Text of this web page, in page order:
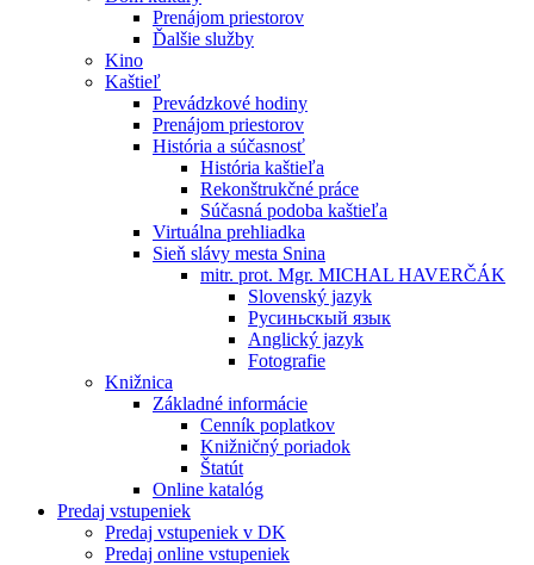
Prenájom priestorov
Ďalšie služby
Kino
Kaštieľ
Prevádzkové hodiny
Prenájom priestorov
História a súčasnosť
História kaštieľa
Rekonštrukčné práce
Súčasná podoba kaštieľa
Virtuálna prehliadka
Sieň slávy mesta Snina
mitr. prot. Mgr. MICHAL HAVERČÁK
Slovenský jazyk
Русиньскый язык
Anglický jazyk
Fotografie
Knižnica
Základné informácie
Cenník poplatkov
Knižničný poriadok
Štatút
Online katalóg
Predaj vstupeniek
Predaj vstupeniek v DK
Predaj online vstupeniek